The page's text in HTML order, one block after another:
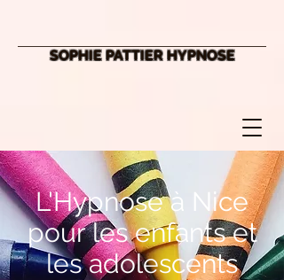
SOPHIE PATTIER HYPNOSE
L'Hypnose à Nice
pour les enfants et
les adolescents